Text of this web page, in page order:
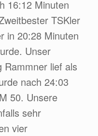
16:12 Minuten
TSKler
in 20:28 Minuten
Unser
Rammner lief als
nach 24:03
50. Unsere
sehr
vier